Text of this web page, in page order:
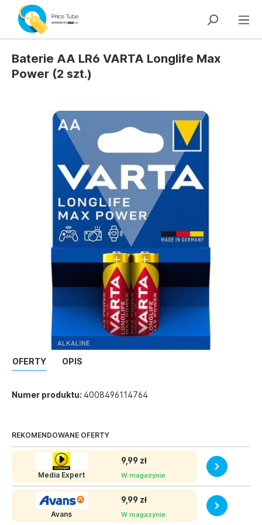
Baterie AA LR6 VARTA Longlife Max
Power (2 szt.)
OFERTY OPIS
Numer produktu: 4008496114764
REKOMENDOWANE OFERTY
Media Expert
9,99 zł
W magazynie
Avans
9,99 zł
W magazynie